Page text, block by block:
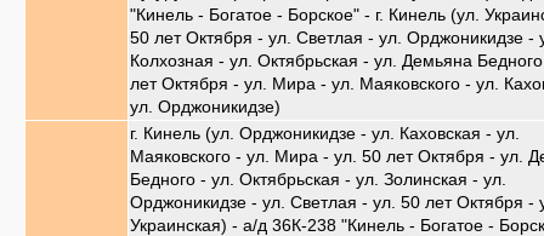
"Кинель - Богатое - Борское" - г. Кинель (ул.
50 лет Октября - ул. Светлая - ул. Орджоникидзе -
Колхозная - ул. Октябрьская - ул. Демьяна
лет Октября - ул. Мира - ул. Маяковского - ул.
ул. Орджоникидзе)
г. Кинель (ул. Орджоникидзе - ул. Каховская - ул.
Маяковского - ул. Мира - ул. 50 лет Октября - ул.
Бедного - ул. Октябрьская - ул. Золинская - ул.
Орджоникидзе - ул. Светлая - ул. 50 лет Октября -
Украинская) - а/д 36К-238 "Кинель - Богатое -